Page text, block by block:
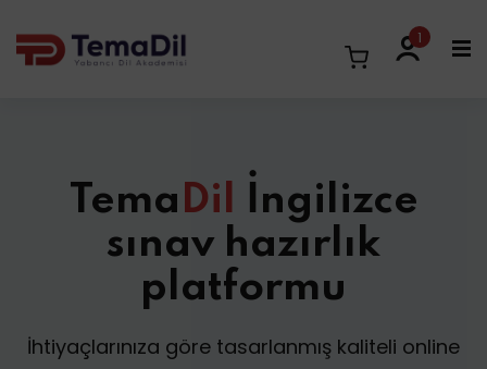
1
TemaDil İngilizce
sınav hazırlık
platformu
İhtiyaçlarınıza göre tasarlanmış kaliteli online